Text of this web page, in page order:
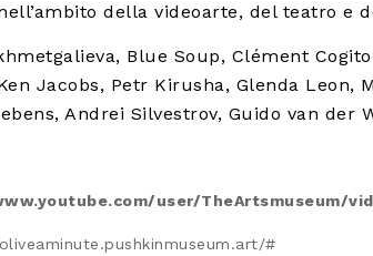
della videoarte, del teatro e
Blue Soup, Clément
Jacobs, Petr Kirusha, Glenda Leon,
Andrei Silvestrov, Guido van der
user/TheArtsmuseum/
#